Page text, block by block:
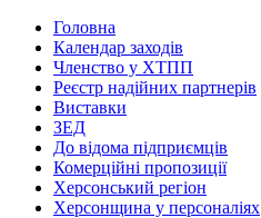
Головна
Календар заходів
Членство у ХТПП
Реєстр надійних партнерів
Виставки
ЗЕД
До відома підприємців
Комерційні пропозиції
Херсонський регіон
Херсонщина у персоналіях